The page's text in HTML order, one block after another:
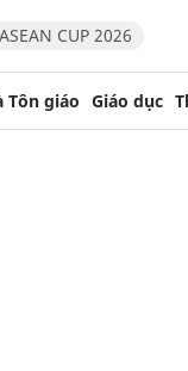
CUP 2026
Tôn giáo Giáo dục